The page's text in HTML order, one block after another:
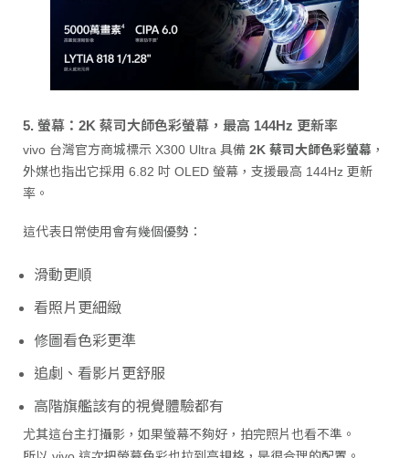
5. 螢幕：2K 蔡司大師色彩螢幕，最高 144Hz 更新率
vivo 台灣官方商城標示 X300 Ultra 具備 2K 蔡司大師色彩螢幕 ，
外媒也指出它採用 6.82 吋 OLED 螢幕，支援最高 144Hz 更新
率。
這代表日常使用會有幾個優勢：
滑動更順
看照片更細緻
修圖看色彩更準
追劇、看影片更舒服
高階旗艦該有的視覺體驗都有
尤其這台主打攝影，如果螢幕不夠好，拍完照片也看不準。